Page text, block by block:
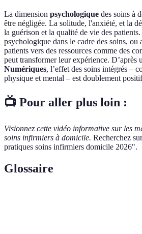
La dimension psychologique des soins à
être négligée. La solitude, l'anxiété, et la
la guérison et la qualité de vie des
psychologique dans le cadre des soins, ou
patients vers des ressources comme des
peut transformer leur expérience. D’après
Numériques, l’effet des soins intégrés –
physique et mental – est doublement
📺 Pour aller plus loin :
Visionnez cette vidéo informative sur les
soins infirmiers à domicile. Recherchez
pratiques soins infirmiers domicile 2026".
Glossaire